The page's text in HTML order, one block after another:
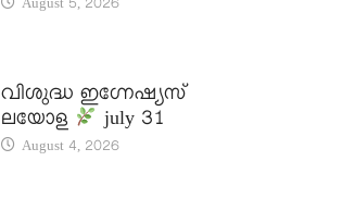
August 5, 2026
വിശുദ്ധ ഇഗ്നേഷ്യസ്
ലയോള
july 31
August 4, 2026